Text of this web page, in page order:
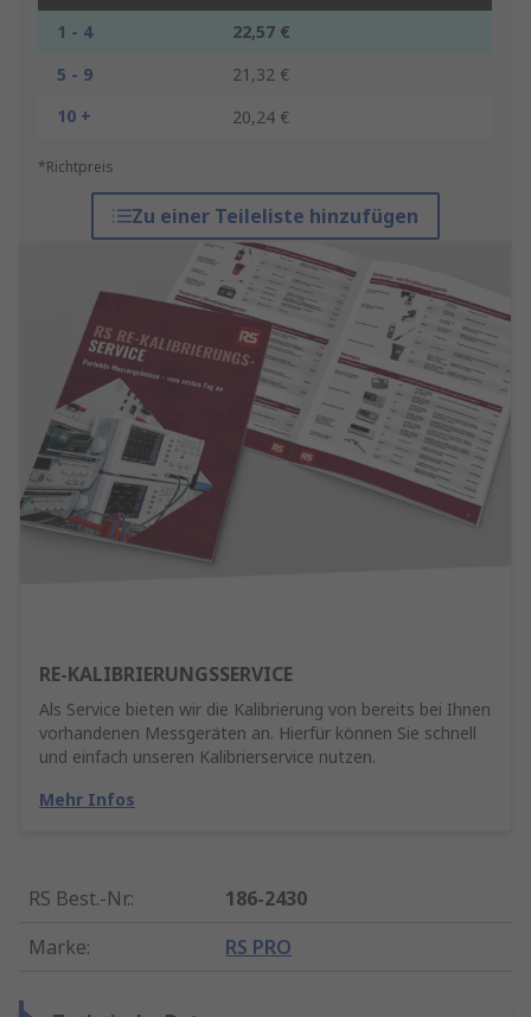
1 - 4
22,57 €
5 - 9
21,32 €
10 +
20,24 €
*Richtpreis
Zu einer Teileliste hinzufügen
RE-KALIBRIERUNGSSERVICE
Als Service bieten wir die Kalibrierung von bereits bei Ihnen
vorhandenen Messgeräten an. Hierfür können Sie schnell
und einfach unseren Kalibrierservice nutzen.
Mehr Infos
RS Best.-Nr.:
186-2430
Marke: RS PRO